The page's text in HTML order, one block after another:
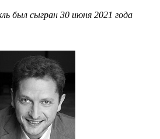
был сыгран 30 июня 2021 года